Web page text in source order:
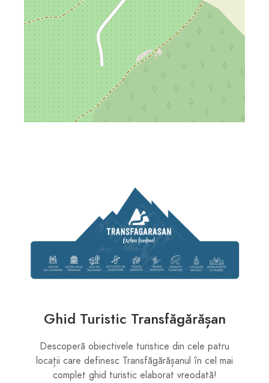
Ghid Turistic Transfăgărășan
Descoperă obiectivele turistice din cele patru
locații care definesc Transfăgărășanul în cel mai
complet ghid turistic elaborat vreodată!